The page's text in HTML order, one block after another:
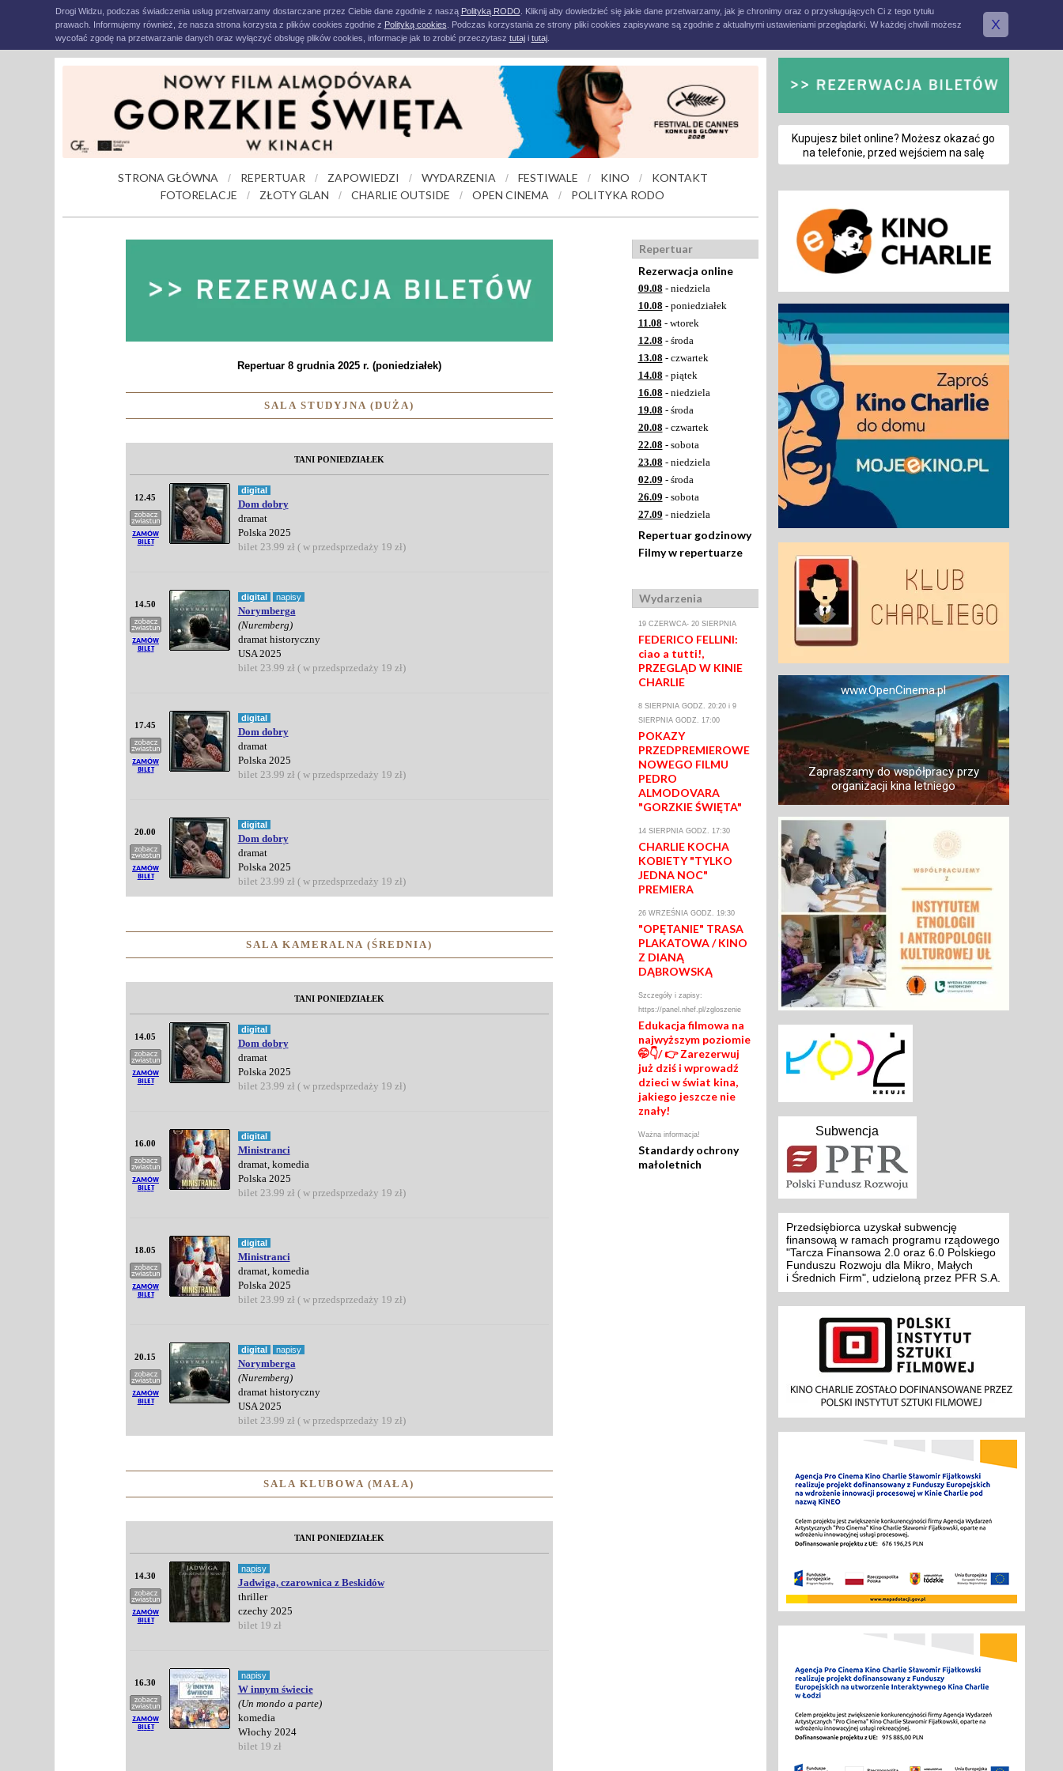
Drogi Widzu, podczas świadczenia usług przetwarzamy dostarczane przez Ciebie dane zgodnie z naszą Polityką RODO . Kliknij aby dowiedzieć się jakie dane przetwarzamy, jak je chronimy oraz o przysługujących Ci z tego tytułu
prawach. Informujemy również, że nasza strona korzysta z plików cookies zgodnie z Polityką cookies . Podczas korzystania ze strony pliki cookies zapisywane są zgodnie z aktualnymi ustawieniami przeglądarki. W każdej chwili możesz
wycofać zgodę na przetwarzanie danych oraz wyłączyć obsługę plików cookies, informacje jak to zrobić przeczytasz tutaji tutaj.
X
STRONA GŁÓWNA / REPERTUAR / ZAPOWIEDZI / WYDARZENIA / FESTIWALE / KINO /
KONTAKT
FOTORELACJE
/ ZŁOTY GLAN / CHARLIE OUTSIDE / OPEN CINEMA / POLITYKA RODO
Repertuar 8 grudnia 2025 r. (poniedziałek)
SALA STUDYJNA (DUŻA)
TANI PONIEDZIAŁEK
12.45
digital
Dom dobry
dramat
Polska 2025
bilet 23.99 zł ( w przedsprzedaży 19 zł)
14.50
digital napisy
Norymberga
(Nuremberg)
dramat historyczny
USA 2025
bilet 23.99 zł ( w przedsprzedaży 19 zł)
17.45
digital
Dom dobry
dramat
Polska 2025
bilet 23.99 zł ( w przedsprzedaży 19 zł)
20.00
digital
Dom dobry
dramat
Polska 2025
bilet 23.99 zł ( w przedsprzedaży 19 zł)
SALA KAMERALNA (ŚREDNIA)
TANI PONIEDZIAŁEK
14.05
digital
Dom dobry
dramat
Polska 2025
bilet 23.99 zł ( w przedsprzedaży 19 zł)
16.00
digital
Ministranci
dramat, komedia
Polska 2025
bilet 23.99 zł ( w przedsprzedaży 19 zł)
18.05
digital
Ministranci
dramat, komedia
Polska 2025
bilet 23.99 zł ( w przedsprzedaży 19 zł)
20.15
digital napisy
Norymberga
(Nuremberg)
dramat historyczny
USA 2025
bilet 23.99 zł ( w przedsprzedaży 19 zł)
SALA KLUBOWA (MAŁA)
TANI PONIEDZIAŁEK
14.30
napisy
Jadwiga, czarownica z Beskidów
thriller
czechy 2025
bilet 19 zł
16.30
napisy
W innym świecie
(Un mondo a parte)
komedia
Włochy 2024
bilet 19 zł
Repertuar
Rezerwacja online
09.08 - niedziela
10.08 - poniedziałek
11.08 - wtorek
12.08 - środa
13.08 - czwartek
14.08 - piątek
16.08 - niedziela
19.08 - środa
20.08 - czwartek
22.08 - sobota
23.08 - niedziela
02.09 - środa
26.09 - sobota
27.09 - niedziela
Repertuar godzinowy
Filmy w repertuarze
Wydarzenia
19 CZERWCA- 20 SIERPNIA
FEDERICO FELLINI:
ciao a tutti!,
PRZEGLĄD W KINIE
CHARLIE
8 SIERPNIA GODZ. 20:20 i 9
SIERPNIA GODZ. 17:00
POKAZY
PRZEDPREMIEROWE
NOWEGO FILMU
PEDRO
ALMODOVARA
"GORZKIE ŚWIĘTA"
14 SIERPNIA GODZ. 17:30
CHARLIE KOCHA
KOBIETY "TYLKO
JEDNA NOC"
PREMIERA
26 WRZEŚNIA GODZ. 19:30
"OPĘTANIE" TRASA
PLAKATOWA / KINO
Z DIANĄ
DĄBROWSKĄ
Szczegóły i zapisy:
https://panel.nhef.pl/zgloszenie
Edukacja filmowa na
najwyższym poziomie
🤭👇/ 👉 Zarezerwuj
już dziś i wprowadź
dzieci w świat kina,
jakiego jeszcze nie
znały!
Ważna informacja!
Standardy ochrony
małoletnich
Kupujesz bilet online? Możesz okazać go
na telefonie, przed wejściem na salę
www.OpenCinema.pl
Zapraszamy do współpracy przy
organizacji kina letniego
Subwencja
Przedsiębiorca uzyskał subwencję
finansową w ramach programu rządowego
"Tarcza Finansowa 2.0 oraz 6.0 Polskiego
Funduszu Rozwoju dla Mikro, Małych
i Średnich Firm", udzieloną przez PFR S.A.